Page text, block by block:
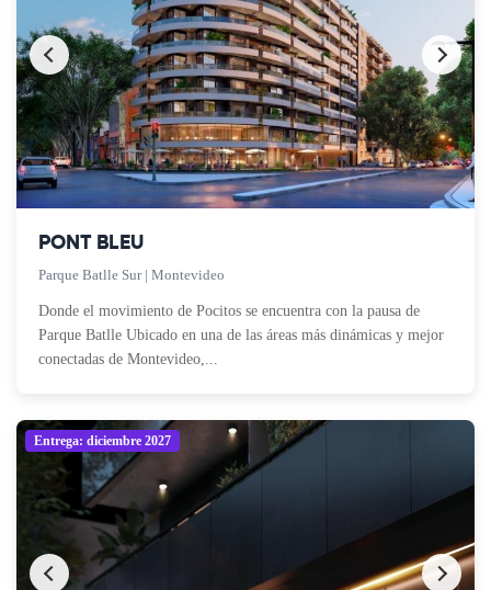
PONT BLEU
Parque Batlle Sur | Montevideo
Donde el movimiento de Pocitos se encuentra con la pausa de
Parque Batlle Ubicado en una de las áreas más dinámicas y mejor
conectadas de Montevideo,...
Entrega: diciembre 2027